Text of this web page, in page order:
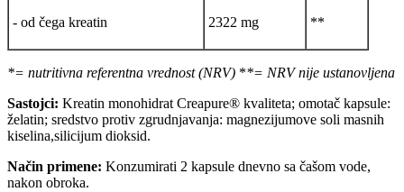
- od čega kreatin
2322 mg
**
*= nutritivna referentna vrednost (NRV) **= NRV nije ustanovljena
Sastojci: Kreatin monohidrat Creapure® kvaliteta; omotač kapsule:
želatin; sredstvo protiv zgrudnjavanja: magnezijumove soli masnih
kiselina,silicijum dioksid.
Način primene: Konzumirati 2 kapsule dnevno sa čašom vode,
nakon obroka.